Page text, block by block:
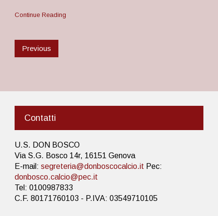
Continue Reading
Previous
Contatti
U.S. DON BOSCO
Via S.G. Bosco 14r, 16151 Genova
E-mail: segreteria@donboscocalcio.it Pec:
donbosco.calcio@pec.it
Tel: 0100987833
C.F. 80171760103 - P.IVA: 03549710105